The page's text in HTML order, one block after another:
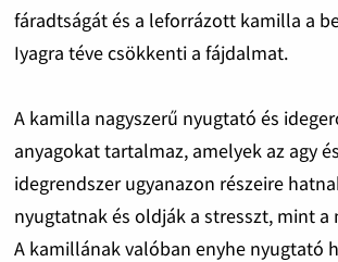
fáradtságát és a leforrázott kamilla a
Iyagra téve csökkenti a fájdalmat.
A kamilla nagyszerű nyugtató és
anyagokat tartalmaz, amelyek az agy
idegrendszer ugyanazon részeire
nyugtatnak és oldják a stresszt, mint a
A kamillának valóban enyhe nyugtató